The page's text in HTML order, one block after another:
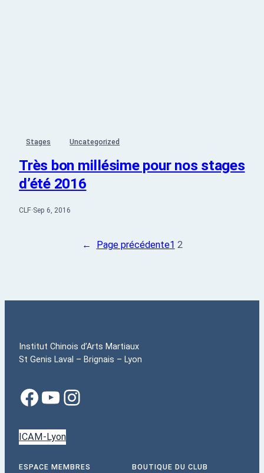
Stages Uncategorized
Très bon millésime pour nos stages
d’été 2016
CLF·Sep 6, 2016
← Page précédente1 2
Institut Chinois d’Arts Martiaux
St Genis Laval – Brignais – Lyon
ICAM-Lyon
ESPACE MEMBRES BOUTIQUE DU CLUB